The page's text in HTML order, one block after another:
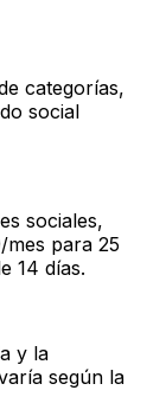
categorías,
social
sociales,
para 25
14 días.
y la
según la